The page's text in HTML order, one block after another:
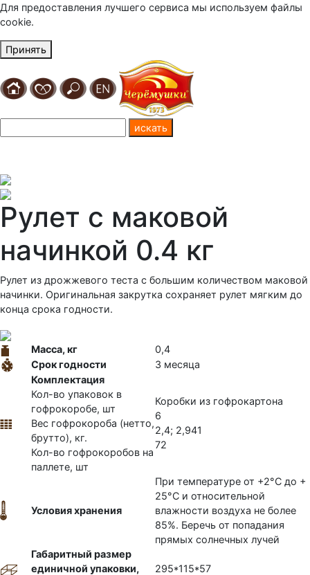
Для предоставления лучшего сервиса мы используем файлы
cookie.
Принять
Рулет с маковой
начинкой 0.4 кг
Рулет из дрожжевого теста с большим количеством маковой
начинки. Оригинальная закрутка сохраняет рулет мягким до
конца срока годности.
Масса, кг
0,4
Срок годности
3 месяца
Комплектация
Кол-во упаковок в
гофрокоробе, шт
Вес гофрокороба (нетто,
брутто), кг.
Кол-во гофрокоробов на
паллете, шт
Коробки из гофрокартона
6
2,4; 2,941
72
Условия хранения
При температуре от +2°С до +
25°С и относительной
влажности воздуха не более
85%. Беречь от попадания
прямых солнечных лучей
Габаритный размер
единичной упаковки,
295*115*57